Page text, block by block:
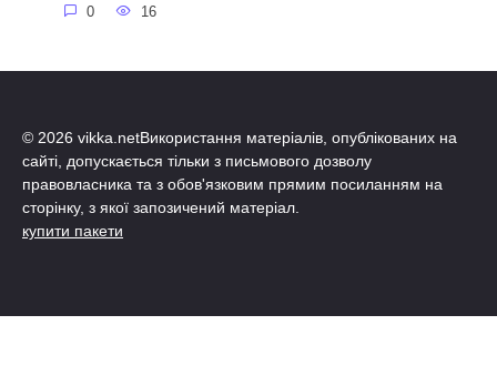
0 16
© 2026 vikka.netВикористання матеріалів, опублікованих на
сайті, допускається тільки з письмового дозволу
правовласника та з обов'язковим прямим посиланням на
сторінку, з якої запозичений матеріал.
купити пакети